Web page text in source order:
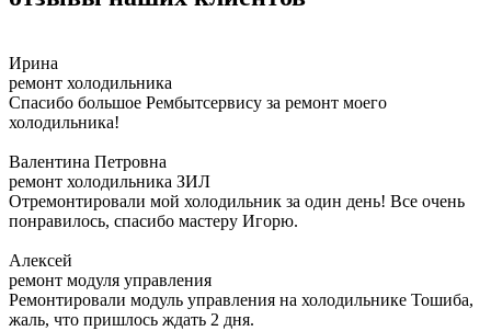
Ирина
ремонт холодильника
Спасибо большое Рембытсервису за ремонт моего
холодильника!
Валентина Петровна
ремонт холодильника ЗИЛ
Отремонтировали мой холодильник за один день! Все очень
понравилось, спасибо мастеру Игорю.
Алексей
ремонт модуля управления
Ремонтировали модуль управления на холодильнике Тошиба,
жаль, что пришлось ждать 2 дня.